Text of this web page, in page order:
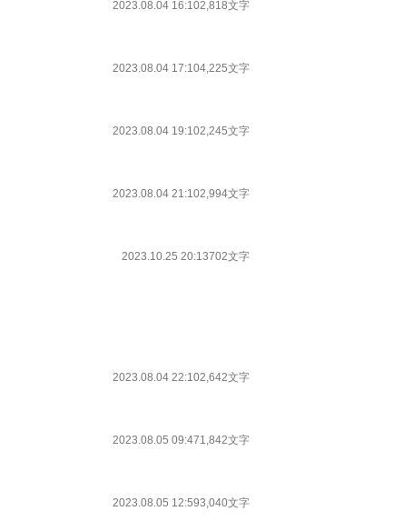
2023.08.04 16:102,818文字
2023.08.04 17:104,225文字
2023.08.04 19:102,245文字
2023.08.04 21:102,994文字
2023.10.25 20:13702文字
2023.08.04 22:102,642文字
2023.08.05 09:471,842文字
2023.08.05 12:593,040文字